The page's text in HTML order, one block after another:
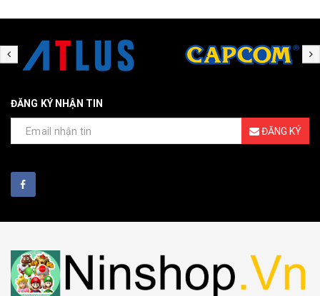
ĐĂNG KÝ NHẬN TIN
ĐĂNG KÝ